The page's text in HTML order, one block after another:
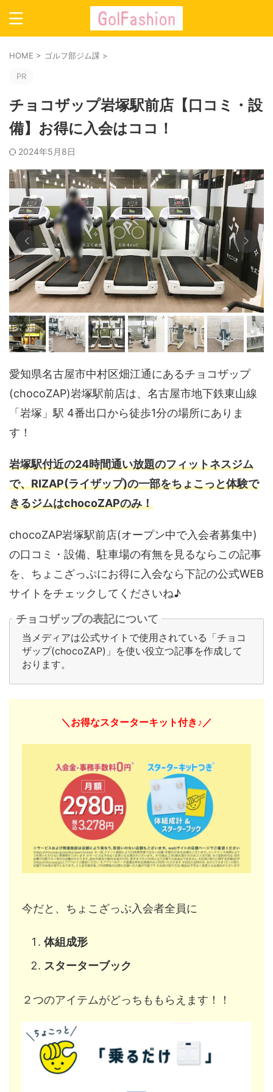
HOME > ゴルフ部ジム課 >
PR
チョコザップ岩塚駅前店【口コミ・設
備】お得に入会はココ！
2024年5月8日
愛知県名古屋市中村区畑江通にあるチョコザップ
(chocoZAP)岩塚駅前店は、名古屋市地下鉄東山線
「岩塚」駅 4番出口から徒歩1分の場所にありま
す！
岩塚駅付近の24時間通い放題のフィットネスジム
で、RIZAP(ライザップ)の一部をちょこっと体験で
きるジムはchocoZAPのみ！
chocoZAP岩塚駅前店(オープン中で入会者募集中)
の口コミ・設備、駐車場の有無を見るならこの記事
を、ちょこざっぷにお得に入会なら下記の公式WEB
サイトをチェックしてくださいね♪
チョコザップの表記について
当メディアは公式サイトで使用されている「チョコ
ザップ(chocoZAP)」を使い役立つ記事を作成して
おります。
＼お得なスターターキット付き♪／
今だと、ちょこざっぷ入会者全員に
体組成形
スターターブック
２つのアイテムがどっちももらえます！！